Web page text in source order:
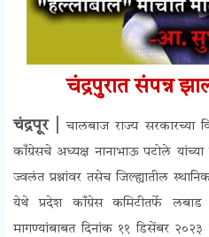
चंद्रपुरात संपन्न
चंद्रपूर |
चालबाज राज्य सरकारच्या
काँग्रेसचे अध्यक्ष नानाभाऊ पटोले यांच्या
ज्वलंत प्रश्नांवर तसेच जिल्ह्यातील
येथे प्रदेश काँग्रेस कमिटीतर्फे लबाड
मागण्यांबाबत दिनांक ११ डिसेंबर २०२३